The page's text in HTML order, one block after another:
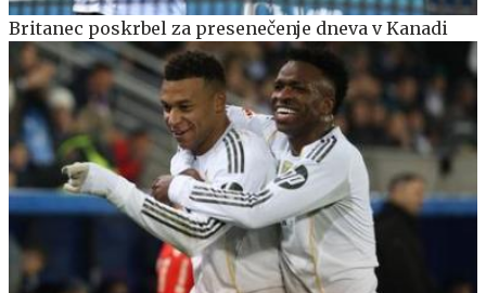
Britanec poskrbel za presenečenje dneva v Kanadi